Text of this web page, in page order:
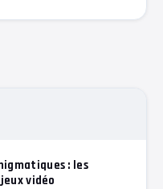
: les
vidéo